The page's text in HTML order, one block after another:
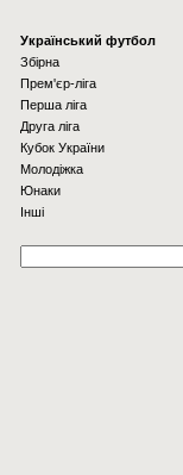
Українcький футбол
Збірна
Прем'єр-ліга
Перша ліга
Друга ліга
Кубок України
Молодіжка
Юнаки
Інші